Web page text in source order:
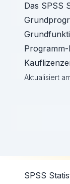
Das SPSS
Aktualisiert
SPSS